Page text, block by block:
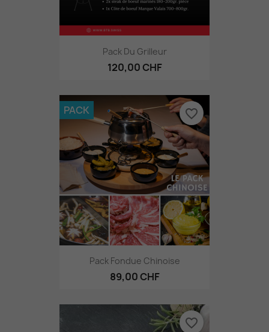
Pack Du Grilleur
120,00 CHF
Pack Fondue Chinoise
89,00 CHF
PACK favorite_border
favorite_border